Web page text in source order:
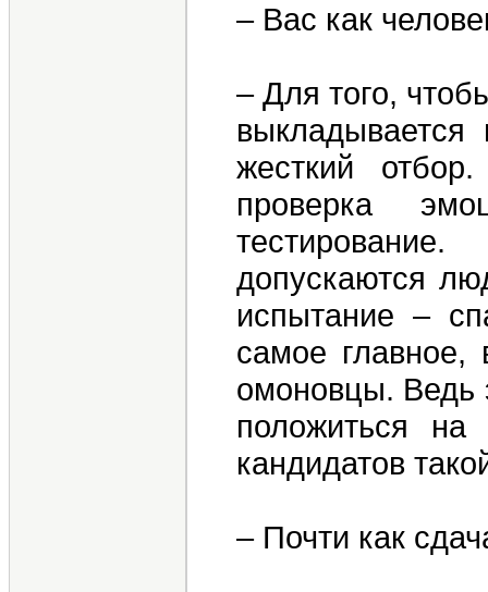
– Вас как
– Для того,
жесткий
проверка
допускаются
испытание –
самое главное,
омоновцы. Ведь
положиться
кандидатов
– Почти как